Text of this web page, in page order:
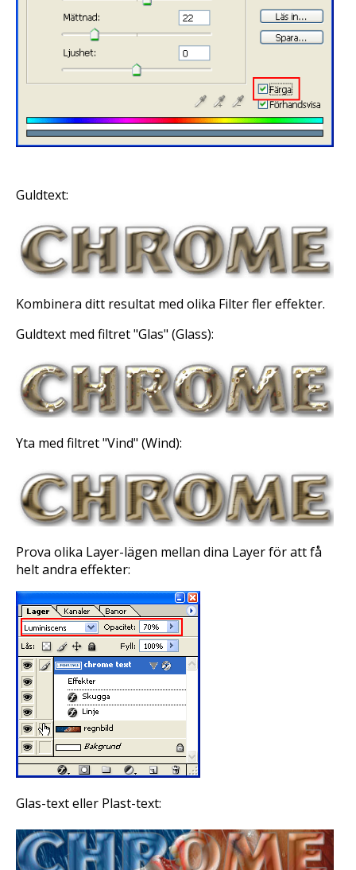
Guldtext:
Kombinera ditt resultat med olika Filter fler effekter.
Guldtext med filtret "Glas" (Glass):
Yta med filtret "Vind" (Wind):
Prova olika Layer-lägen mellan dina Layerför att få
helt andra effekter:
Glas-text eller Plast-text: